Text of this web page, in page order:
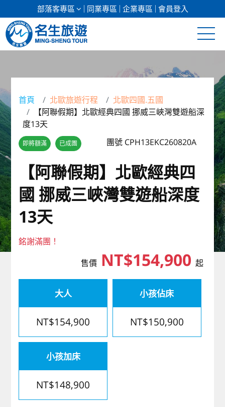
部落客專區 同業專區 企業專區 會員登入
郵輪假期
海島假期
韓國
東南亞
美加紐澳
歐洲
首頁 北歐旅遊行程
北歐四國.五國
【阿聯假期】北歐經典四國 挪威三峽灣雙遊船深
度13天
即將額滿 已成團 團號 CPH13EKC260820A
【阿聯假期】北歐經典四
國 挪威三峽灣雙遊船深度
13天
銘謝滿團！
售價NT$154,900 起
大人
NT$154,900
小孩佔床
NT$150,900
小孩加床
NT$148,900